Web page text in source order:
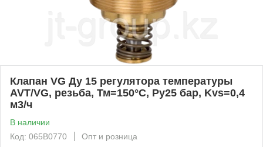
Клапан VG Ду 15 регулятора температуры
AVT/VG, резьба, Тм=150°С, Ру25 бар, Kvs=0,4
м3/ч
В наличии
Код: 065B0770
Опт и розница